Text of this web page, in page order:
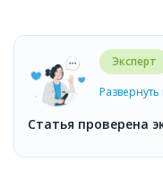
Эксперт
Статья проверена